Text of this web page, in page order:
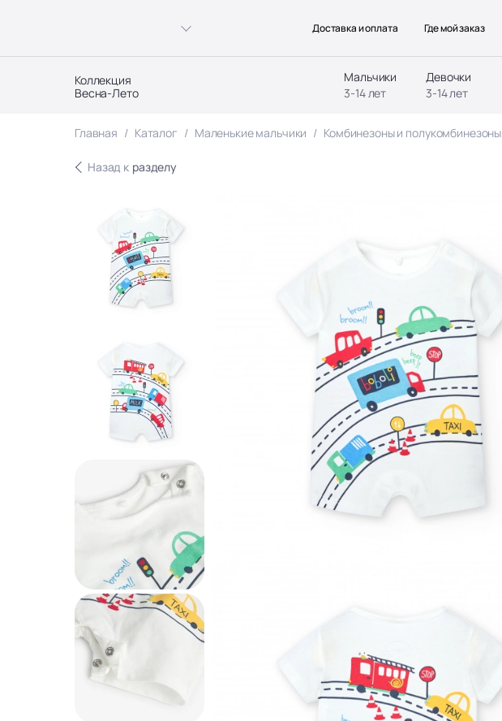
Коллекция
Весна-Лето
Мальчики
3-14 лет
Девочки
3-14 лет
Доставка и оплата Где мой заказ
Главная Каталог Маленькие мальчики Комбинезоны и полукомбинезоны
Назад к разделу